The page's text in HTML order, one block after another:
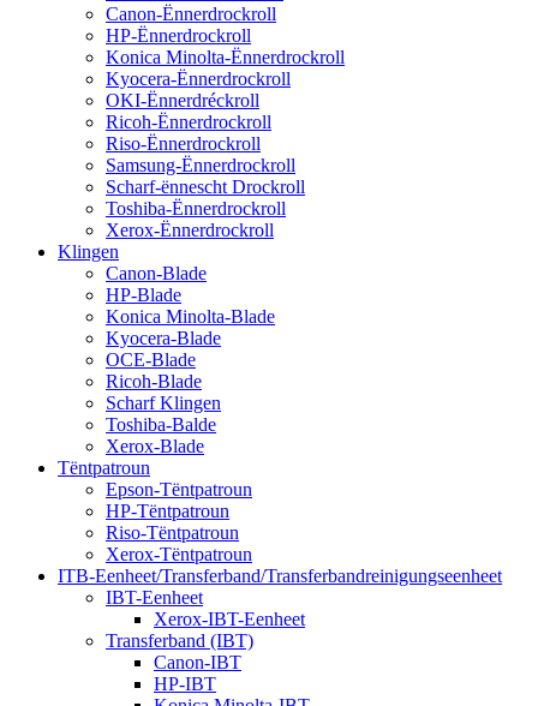
Canon-Ënnerdrockroll
HP-Ënnerdrockroll
Konica Minolta-Ënnerdrockroll
Kyocera-Ënnerdrockroll
OKI-Ënnerdréckroll
Ricoh-Ënnerdrockroll
Riso-Ënnerdrockroll
Samsung-Ënnerdrockroll
Scharf-ënnescht Drockroll
Toshiba-Ënnerdrockroll
Xerox-Ënnerdrockroll
Klingen
Canon-Blade
HP-Blade
Konica Minolta-Blade
Kyocera-Blade
OCE-Blade
Ricoh-Blade
Scharf Klingen
Toshiba-Balde
Xerox-Blade
Tëntpatroun
Epson-Tëntpatroun
HP-Tëntpatroun
Riso-Tëntpatroun
Xerox-Tëntpatroun
ITB-Eenheet/Transferband/Transferbandreinigungseenheet
IBT-Eenheet
Xerox-IBT-Eenheet
Transferband (IBT)
Canon-IBT
HP-IBT